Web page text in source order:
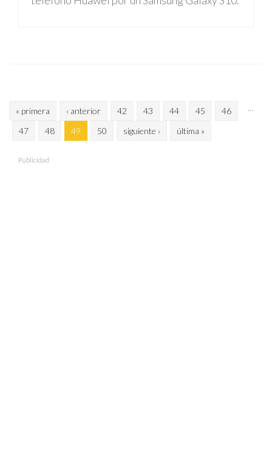
Páginas
« primera ‹ anterior …
42 43 44 45
46
47
48 49 50 siguiente › última »
Publicidad